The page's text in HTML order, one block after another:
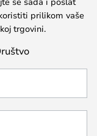
prilikom vaše
trgovini.